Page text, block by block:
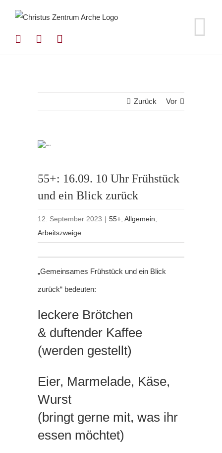
springen
Zurück Vor
55+: 16.09. 10 Uhr Frühstück
und ein Blick zurück
12. September 2023 | 55+ ,Allgemein
Arbeitszweige
„Gemeinsames Frühstück und ein Blick
zurück“ bedeuten:
leckere Brötchen
& duftender Kaffee
(werden gestellt)
Eier, Marmelade, Käse,
Wurst
(bringt gerne mit, was ihr
essen möchtet)